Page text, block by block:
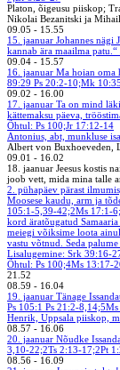
Platon, õigeusu piiskop;
Nikolai Bezanitski ja
09.05 - 15.55
15. jaanuar Johannes nägi
kannab ära maailma patu.“
09.04 - 15.57
16. jaanuar Ma hoian oma
89:29 Ps 20:2-10;Mk
09.02 - 16.00
17. jaanuar Ta on mind
kättemaksu päeva,
Õhtul: Ps 100;Jr 17:12-14
Antonius, abt, munkluse
Albert von Buxhoeveden,
09.01 - 16.02
18. jaanuar Jeesus kostis
joob vett, mida mina talle
2. pühapäev pärast
Moosese kaudu, arm ja
105:1-5,39-42;2Ms 17:1-
kord äratõugatud
meiegi võiksime loota
vastu võtnud. Seda palume
Lisalugemine: Srk 39:16-
Õhtul: Ps 100;4Ms 13:17-
21.52
08.59 - 16.04
19. jaanuar Tänage
Ps 105:1 Ps 21:2-
Henrik, Uppsala piiskop,
08.57 - 16.06
20. jaanuar Nõudke
3,10-22;2Ts 2:13-17;2Pt
08.56 - 16.09